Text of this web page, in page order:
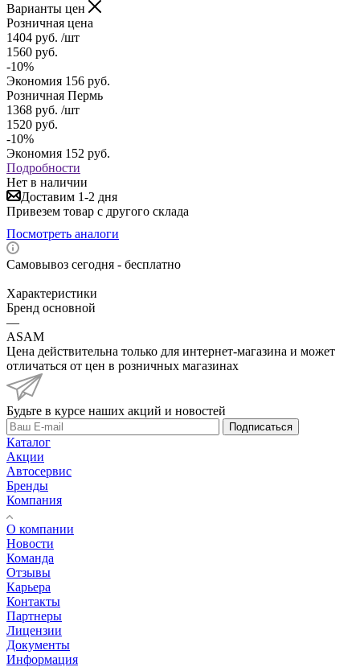
Варианты цен
Розничная цена
1404 руб. /шт
1560 руб.
-10%
Экономия 156 руб.
Розничная Пермь
1368 руб. /шт
1520 руб.
-10%
Экономия 152 руб.
Подробности
Нет в наличии
Доставим 1-2 дня
Привезем товар с другого склада
Посмотреть аналоги
Самовывоз сегодня - бесплатно
Характеристики
Бренд основной
—
ASAM
Цена действительна только для интернет-магазина и может
отличаться от цен в розничных магазинах
Будьте в курсе наших акций и новостей
Подписаться
Каталог
Акции
Автосервис
Бренды
Компания
О компании
Новости
Команда
Отзывы
Карьера
Контакты
Партнеры
Лицензии
Документы
Информация